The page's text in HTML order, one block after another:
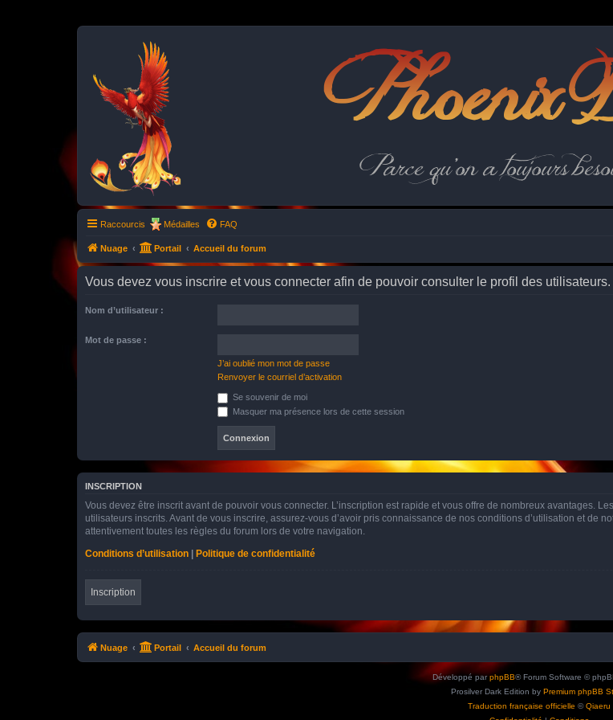
Phoenix
Parce qu'on a toujours
Raccourcis Médailles FAQ
Nuage Portail Accueil du forum
Vous devez vous inscrire et vous connecter afin de pouvoir consulter le profil des utilisateurs.
Nom d’utilisateur :
Mot de passe :
J’ai oublié mon mot de passe
Renvoyer le courriel d’activation
Se souvenir de moi
Masquer ma présence lors de cette session
INSCRIPTION
Vous devez être inscrit avant de pouvoir vous connecter. L’inscription est rapide et vous offre de nombreux avantages.
utilisateurs inscrits. Avant de vous inscrire, assurez-vous d’avoir pris connaissance de nos conditions d’utilisation et de
attentivement toutes les règles du forum lors de votre navigation.
Conditions d’utilisation | Politique de confidentialité
Inscription
Nuage Portail Accueil du forum
Développé parphpBB® Forum Software ©
Prosilver Dark Edition by Premium phpBB
Traduction française officielle ©Qiaeru